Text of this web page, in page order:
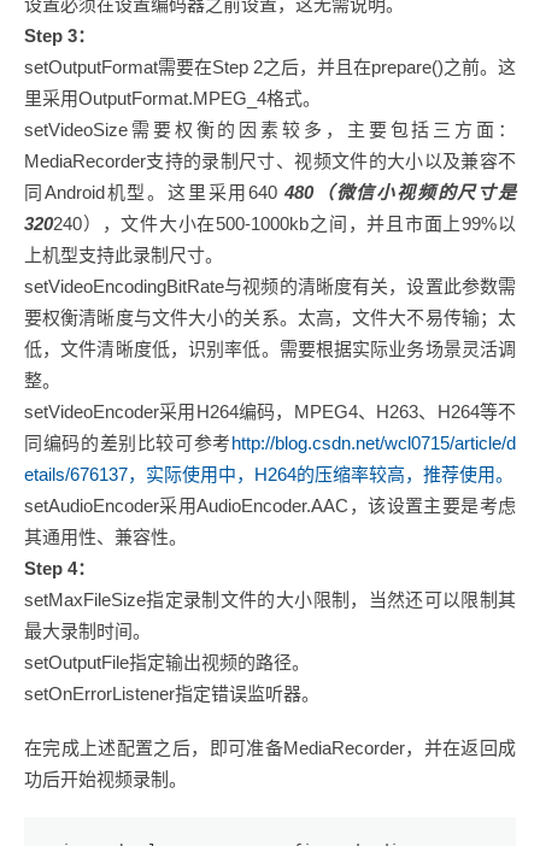
设置必须在设置编码器之前设置，这无需说明。
Step 3：
setOutputFormat需要在Step 2之后，并且在prepare()之前。这
里采用OutputFormat.MPEG_4格式。
setVideoSize需要权衡的因素较多，主要包括三方面：
MediaRecorder支持的录制尺寸、视频文件的大小以及兼容不
同Android机型。这里采用640 480（微信小视频的尺寸是
320240），文件大小在500-1000kb之间，并且市面上99%以
上机型支持此录制尺寸。
setVideoEncodingBitRate与视频的清晰度有关，设置此参数需
要权衡清晰度与文件大小的关系。太高，文件大不易传输；太
低，文件清晰度低，识别率低。需要根据实际业务场景灵活调
整。
setVideoEncoder采用H264编码，MPEG4、H263、H264等不
同编码的差别比较可参考http://blog.csdn.net/wcl0715/article/d
etails/676137，实际使用中，H264的压缩率较高，推荐使用。
setAudioEncoder采用AudioEncoder.AAC，该设置主要是考虑
其通用性、兼容性。
Step 4：
setMaxFileSize指定录制文件的大小限制，当然还可以限制其
最大录制时间。
setOutputFile指定输出视频的路径。
setOnErrorListener指定错误监听器。
在完成上述配置之后，即可准备MediaRecorder，并在返回成
功后开始视频录制。